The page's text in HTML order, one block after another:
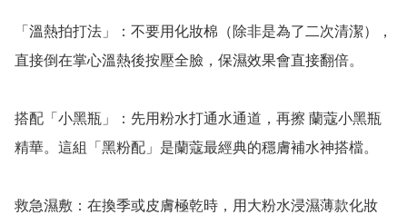
「溫熱拍打法」：不要用化妝棉（除非是為了二次清潔），
直接倒在掌心溫熱後按壓全臉，保濕效果會直接翻倍。
搭配「小黑瓶」：先用粉水打通水通道，再擦 蘭蔻小黑瓶
精華。這組「黑粉配」是蘭蔻最經典的穩膚補水神搭檔。
救急濕敷：在換季或皮膚極乾時，用大粉水浸濕薄款化妝